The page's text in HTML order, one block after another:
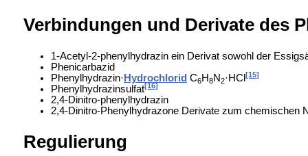
Verbindungen und Derivate des
1-Acetyl-2-phenylhydrazin ein Derivat sowohl der
Phenicarbazid
Phenylhydrazin· Hydrochlorid C6H8N2·HCl [15]
Phenylhydrazinsulfat[16]
2,4-Dinitro-phenylhydrazin
2,4-Dinitro-Phenylhydrazone Derivate zum chemischen
Regulierung